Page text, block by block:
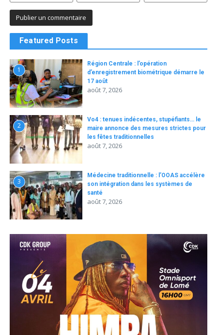
Featured Posts
1
Région Centrale : l’opération
d’enregistrement biométrique démarre le
17 août
août 7, 2026
2
Vo4 : tenues indécentes, stupéfiants… le
maire annonce des mesures strictes pour
les fêtes traditionnelles
août 7, 2026
3
Médecine traditionnelle : l’OOAS accélère
son intégration dans les systèmes de
santé
août 7, 2026